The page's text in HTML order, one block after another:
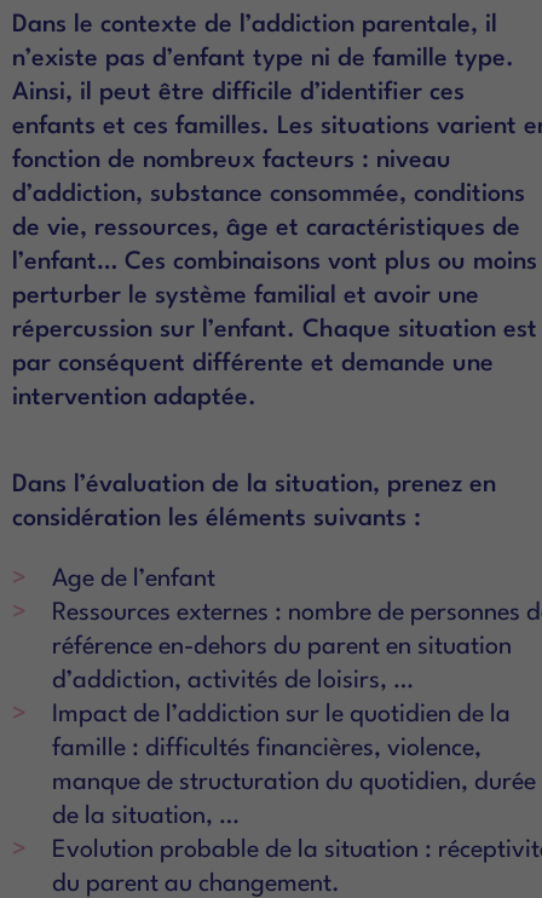
Dans le contexte de l’addiction parentale, il
n’existe pas d’enfant type ni de famille type.
Ainsi, il peut être difficile d’identifier ces
enfants et ces familles. Les situations varient
fonction de nombreux facteurs : niveau
d’addiction, substance consommée, conditions
de vie, ressources, âge et caractéristiques de
l’enfant… Ces combinaisons vont plus ou moins
perturber le système familial et avoir une
répercussion sur l’enfant. Chaque situation est
par conséquent différente et demande une
intervention adaptée.
Dans l’évaluation de la situation, prenez en
considération les éléments suivants :
Age de l’enfant
Ressources externes : nombre de personnes
référence en-dehors du parent en situation
d’addiction, activités de loisirs, …
Impact de l’addiction sur le quotidien de la
famille : difficultés financières, violence,
manque de structuration du quotidien, durée
de la situation, …
Evolution probable de la situation :
du parent au changement.